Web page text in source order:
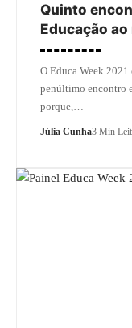
Quinto
Educação
O Educa Week
penúltimo encontro
porque,…
Júlia Cunha3 Min